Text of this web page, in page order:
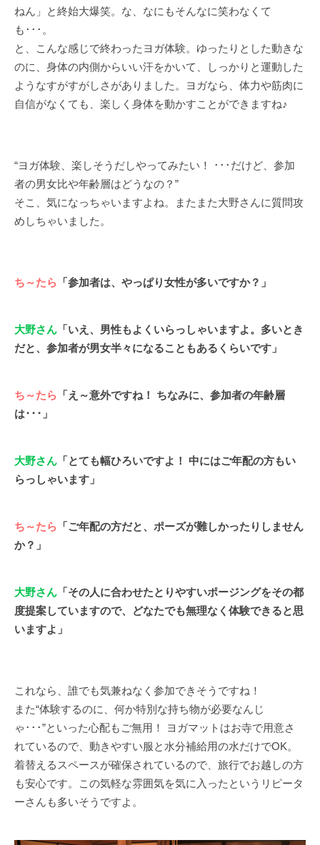
ねん」と終始大爆笑。な、なにもそんなに笑わなくて
も･･･。
と、こんな感じで終わったヨガ体験。ゆったりとした動きな
のに、身体の内側からいい汗をかいて、しっかりと運動した
ようなすがすがしさがありました。ヨガなら、体力や筋肉に
自信がなくても、楽しく身体を動かすことができますね♪
“ヨガ体験、楽しそうだしやってみたい！ ･･･だけど、参加
者の男女比や年齢層はどうなの？”
そこ、気になっちゃいますよね。またまた大野さんに質問攻
めしちゃいました。
ち～たら 「参加者は、やっぱり女性が多いですか？」
大野さん 「いえ、男性もよくいらっしゃいますよ。多いとき
だと、参加者が男女半々になることもあるくらいです」
ち～たら 「え～意外ですね！ ちなみに、参加者の年齢層
は･･･」
大野さん 「とても幅ひろいですよ！ 中にはご年配の方もい
らっしゃいます」
ち～たら 「ご年配の方だと、ポーズが難しかったりしません
か？」
大野さん 「その人に合わせたとりやすいポージングをその都
度提案していますので、どなたでも無理なく体験できると思
いますよ」
これなら、誰でも気兼ねなく参加できそうですね！
また“体験するのに、何か特別な持ち物が必要なんじ
ゃ･･･”といった心配もご無用！ ヨガマットはお寺で用意さ
れているので、動きやすい服と水分補給用の水だけでOK。
着替えるスペースが確保されているので、旅行でお越しの方
も安心です。この気軽な雰囲気を気に入ったというリピータ
ーさんも多いそうですよ。